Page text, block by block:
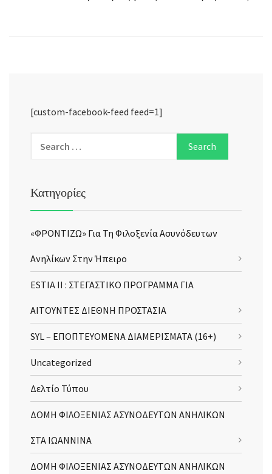
[custom-facebook-feed feed=1]
Κατηγορίες
«ΦΡΟΝΤΙΖΩ» Για Τη Φιλοξενία Ασυνόδευτων
Ανηλίκων Στην Ήπειρο
ESTIA II : ΣΤΕΓΑΣΤΙΚΟ ΠΡΟΓΡΑΜΜΑ ΓΙΑ
ΑΙΤΟΥΝΤΕΣ ΔΙΕΘΝΗ ΠΡΟΣΤΑΣΙΑ
SYL – ΕΠΟΠΤΕΥΟΜΕΝΑ ΔΙΑΜΕΡΙΣΜΑΤΑ (16+)
Uncategorized
Δελτίο Τύπου
ΔΟΜΗ ΦΙΛΟΞΕΝΙΑΣ ΑΣΥΝΟΔΕΥΤΩΝ ΑΝΗΛΙΚΩΝ
ΣΤΑ ΙΩΑΝΝΙΝΑ
ΔΟΜΗ ΦΙΛΟΞΕΝΙΑΣ ΑΣΥΝΟΔΕΥΤΩΝ ΑΝΗΛΙΚΩΝ